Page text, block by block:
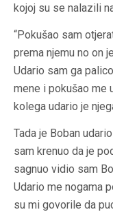
kojoj su se nalazili
“Pokušao sam
prema njemu no on
Udario sam ga
mene i pokušao me
kolega udario je
Tada je Boban
sam krenuo da je
sagnuo vidio sam
Udario me nogama
su mi govorile da